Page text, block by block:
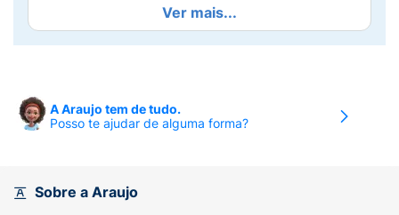
almofada estiver úmida.
Precauções:Não comprar se a embalagem
seco/ produção não estéril, de uso único/
destruir após o uso/ proibido reprocessar
de aplicar o curativo. Aplique sobre a pele
limpa e seca. Troque-o sempre que a
Ver mais...
A Araujo tem de tudo.
Posso te ajudar de alguma forma?
Sobre a Araujo